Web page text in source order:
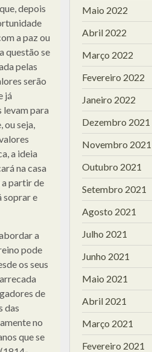
depois
a paz ou
questão se
pelas
serão
já
levam para
ou seja,
a ideia
na casa
a partir de
soprar e
a
pode
os seus
de
das
no
que se
Maio 2022
Abril 2022
Março 2022
Fevereiro 2022
Janeiro 2022
Dezembro 2021
Novembro 2021
Outubro 2021
Setembro 2021
Agosto 2021
Julho 2021
Junho 2021
Maio 2021
Abril 2021
Março 2021
Fevereiro 2021